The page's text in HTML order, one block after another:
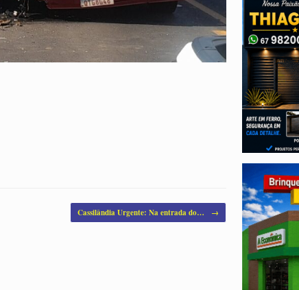
Cassilândia Urgente: Na entrada do… →